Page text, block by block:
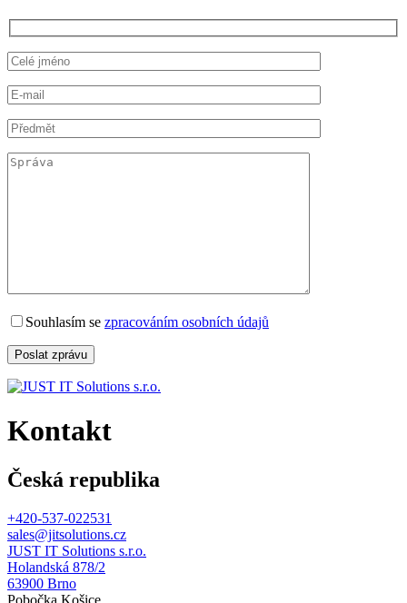
Souhlasím se zpracováním osobních údajů
Kontakt
Česká republika
+420-537-022531
sales@jitsolutions.cz
JUST IT Solutions s.r.o.
Holandská 878/2
63900 Brno
Pobočka Košice